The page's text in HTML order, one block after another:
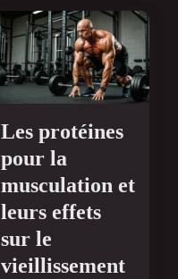
Les protéines
pour la
musculation et
leurs effets
sur le
vieillissement